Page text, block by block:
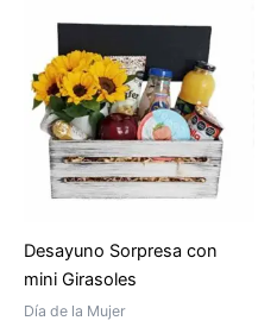
Desayuno Sorpresa con
mini Girasoles
Día de la Mujer